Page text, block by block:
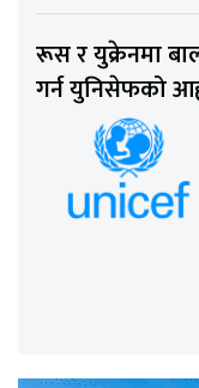
रूस र युक्रेनमा
गर्न युनिसेफको